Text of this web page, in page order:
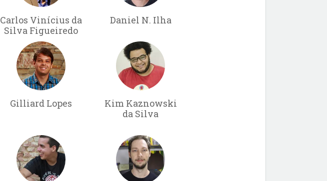
Carlos Vinícius da
Silva Figueiredo
Daniel N. Ilha
Gilliard Lopes
Kim Kaznowski
da Silva